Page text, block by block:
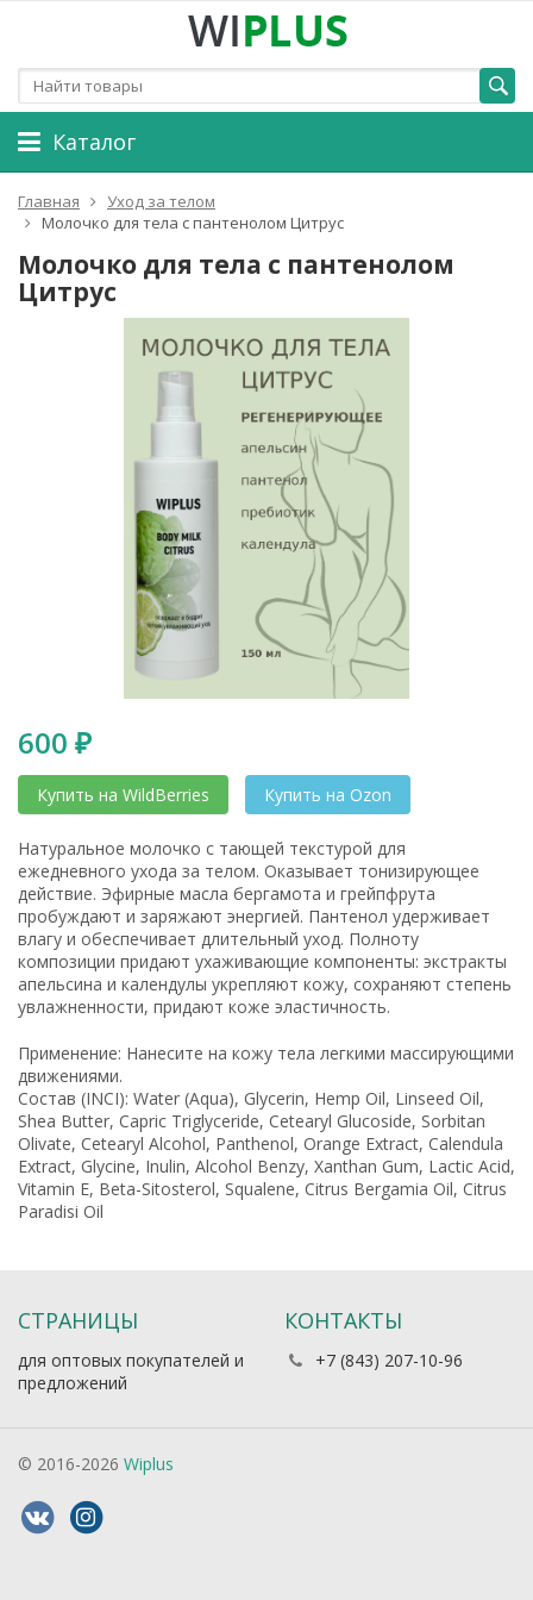
Каталог
Главная
Уход за телом
Молочко для тела с пантенолом Цитрус
Молочко для тела с пантенолом
Цитрус
600 ₽
Купить на WildBerries Купить на Ozon
Натуральное молочко с тающей текстурой для
ежедневного ухода за телом. Оказывает тонизирующее
действие. Эфирные масла бергамота и грейпфрута
пробуждают и заряжают энергией. Пантенол удерживает
влагу и обеспечивает длительный уход. Полноту
композиции придают ухаживающие компоненты: экстракты
апельсина и календулы укрепляют кожу, сохраняют степень
увлажненности, придают коже эластичность.
Применение: Нанесите на кожу тела легкими массирующими
движениями.
Состав (INCI): Water (Aqua), Glycerin, Hemp Oil, Linseed Oil,
Shea Butter, Capric Triglyceride, Cetearyl Glucoside, Sorbitan
Olivate, Cetearyl Alcohol, Panthenol, Orange Extract, Calendula
Extract, Glycine, Inulin, Alcohol Benzy, Xanthan Gum, Lactic Acid,
Vitamin Е, Beta-Sitosterol, Squalene, Citrus Bergamia Oil, Citrus
Paradisi Oil
СТРАНИЦЫ
для оптовых покупателей и
предложений
КОНТАКТЫ
+7 (843) 207-10-96
© 2016-2026 Wiplus